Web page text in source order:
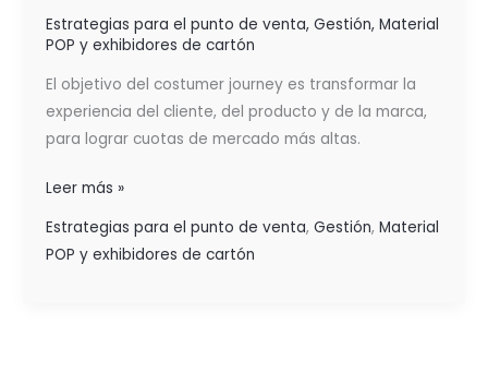
Estrategias para el punto de venta, Gestión, Material
POP y exhibidores de cartón
El objetivo del costumer journey es transformar la
experiencia del cliente, del producto y de la marca,
para lograr cuotas de mercado más altas.
Leer más »
Estrategias para el punto de venta, Gestión, Material
POP y exhibidores de cartón